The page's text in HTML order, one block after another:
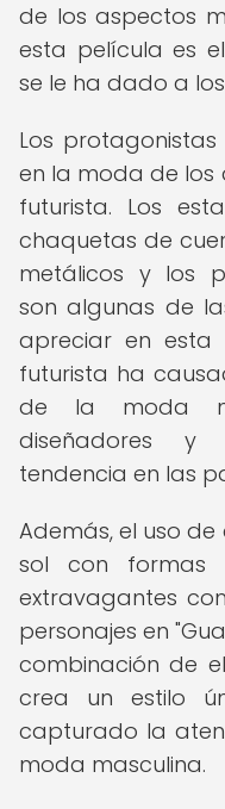
de los aspectos
esta película es
se le ha dado a
Los
en la moda de los
futurista. Los
chaquetas de
metálicos y los
son algunas de
apreciar en esta
futurista ha
de la moda
diseñadores y
tendencia en las
Además, el uso
sol con formas
extravagantes
personajes en
combinación de
crea un estilo
capturado la
moda masculina.